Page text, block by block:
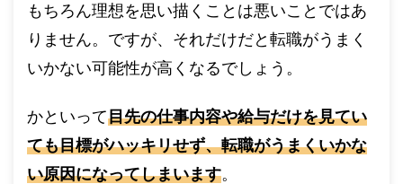
もちろん理想を思い描くことは悪いことではあ
りません。ですが、それだけだと転職がうまく
いかない可能性が高くなるでしょう。
かといって目先の仕事内容や給与だけを見てい
ても目標がハッキリせず、転職がうまくいかな
い原因になってしまいます。